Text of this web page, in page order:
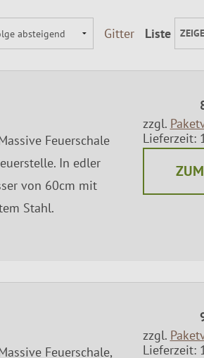
Über uns
Montageservice
Jagdmesser
Gitter Liste
Feuerschale
In edler
von 60cm mit
Stahl.
zzgl.
Lieferzeit:
Feuerschale,
zzgl.
Lieferzeit: